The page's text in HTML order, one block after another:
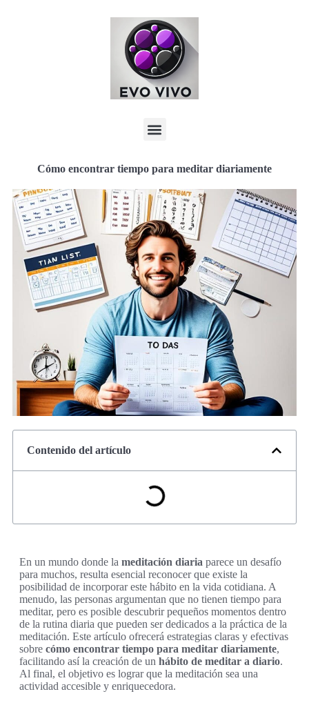
Cómo encontrar tiempo para meditar diariamente
Contenido del artículo
En un mundo donde la meditación diaria parece un desafío
para muchos, resulta esencial reconocer que existe la
posibilidad de incorporar este hábito en la vida cotidiana. A
menudo, las personas argumentan que no tienen tiempo para
meditar, pero es posible descubrir pequeños momentos dentro
de la rutina diaria que pueden ser dedicados a la práctica de la
meditación. Este artículo ofrecerá estrategias claras y efectivas
sobre cómo encontrar tiempo para meditar diariamente,
facilitando así la creación de un hábito de meditar a diario.
Al final, el objetivo es lograr que la meditación sea una
actividad accesible y enriquecedora.